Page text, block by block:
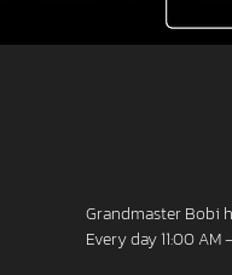
Grandmaster Bobi
Every day 11:00 AM